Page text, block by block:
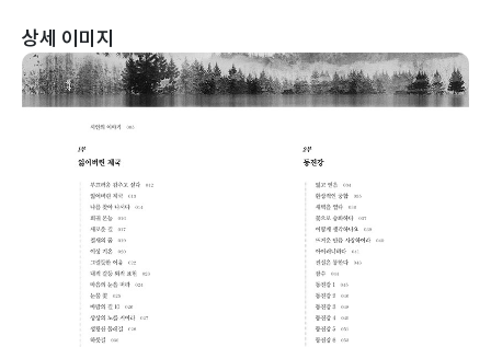
상세 이미지